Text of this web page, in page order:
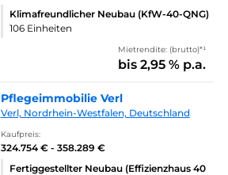
Klimafreundlicher Neubau (KfW-40-QNG)
106 Einheiten
Mietrendite: (brutto)*¹
bis 2,95 % p.a.
Pflegeimmobilie Verl
Verl, Nordrhein-Westfalen, Deutschland
Kaufpreis:
324.754 € - 358.289 €
Fertiggestellter Neubau (Effizienzhaus 40